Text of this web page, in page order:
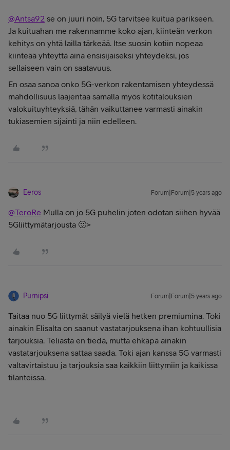
@Antsa92 se on juuri noin, 5G tarvitsee kuitua parikseen.
Ja kuituahan me rakennamme koko ajan, kiinteän verkon
kehitys on yhtä lailla tärkeää. Itse suosin kotiin nopeaa
kiinteää yhteyttä aina ensisijaiseksi yhteydeksi, jos
sellaiseen vain on saatavuus.
En osaa sanoa onko 5G-verkon rakentamisen yhteydessä
mahdollisuus laajentaa samalla myös kotitalouksien
valokuituyhteyksiä, tähän vaikuttanee varmasti ainakin
tukiasemien sijainti ja niin edelleen.
Eeros Forum|Forum|5 years ago
@TeroRe Mulla on jo 5G puhelin joten odotan siihen hyvää
5Gliittymätarjousta 🙂>
Purnipsi Forum|Forum|5 years ago
Taitaa nuo 5G liittymät säilyä vielä hetken premiumina. Toki
ainakin Elisalta on saanut vastatarjouksena ihan kohtuullisia
tarjouksia. Teliasta en tiedä, mutta ehkäpä ainakin
vastatarjouksena sattaa saada. Toki ajan kanssa 5G varmasti
valtavirtaistuu ja tarjouksia saa kaikkiin liittymiin ja kaikissa
tilanteissa.